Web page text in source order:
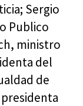
Sergio
Publico
ministro
del
de